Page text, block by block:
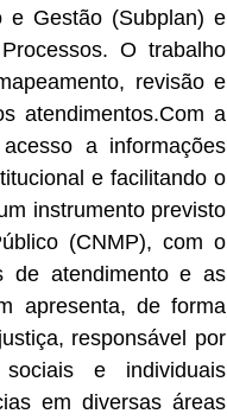
e Gestão (Subplan) e
O trabalho
revisão e
atendimentos.Com a
a informações
e facilitando o
instrumento previsto
(CNMP), com o
de atendimento e as
apresenta, de forma
responsável por
e individuais
em diversas áreas